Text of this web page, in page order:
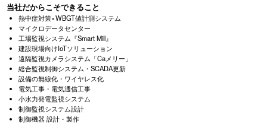
当社だからこそできること
熱中症対策×WBGT値計測システム
マイクロデータセンター
工場監視システム『Smart Mill』
建設現場向けIoTソリューション
遠隔監視カメラシステム「Caメリー」
総合監視制御システム・SCADA更新
設備の無線化・ワイヤレス化
電気工事・電気通信工事
小水力発電監視システム
制御監視システム設計
制御機器 設計・製作